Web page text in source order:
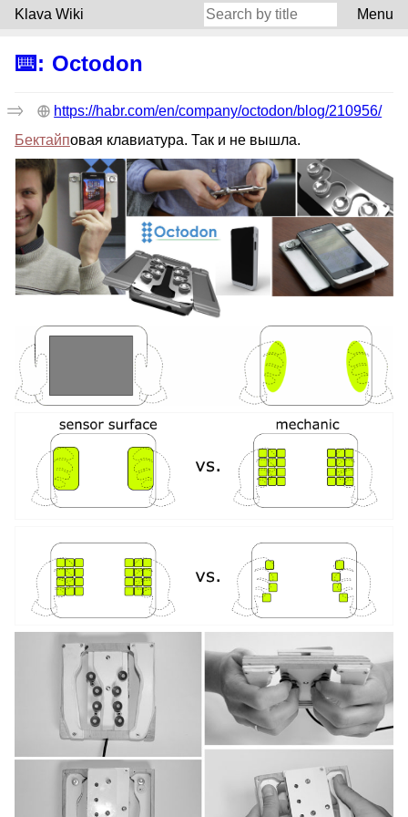
Klava Wiki Menu
⌨️: Octodon
https://habr.com/en/company/octodon/blog/210956/
Бектайповая клавиатура. Так и не вышла.